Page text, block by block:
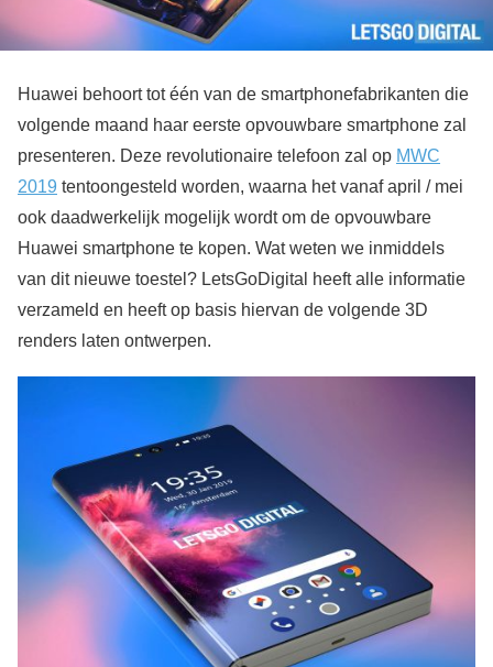
Huawei behoort tot één van de smartphonefabrikanten die
volgende maand haar eerste opvouwbare smartphone zal
presenteren. Deze revolutionaire telefoon zal op MWC
2019 tentoongesteld worden, waarna het vanaf april / mei
ook daadwerkelijk mogelijk wordt om de opvouwbare
Huawei smartphone te kopen. Wat weten we inmiddels
van dit nieuwe toestel? LetsGoDigital heeft alle informatie
verzameld en heeft op basis hiervan de volgende 3D
renders laten ontwerpen.